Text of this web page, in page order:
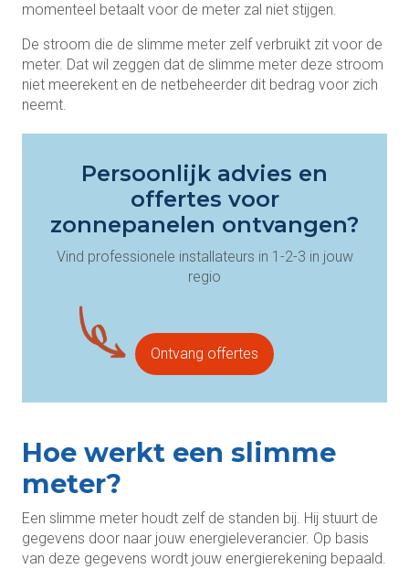
momenteel betaalt voor de meter zal niet stijgen.
De stroom die de slimme meter zelf verbruikt zit voor de
meter. Dat wil zeggen dat de slimme meter deze stroom
niet meerekent en de netbeheerder dit bedrag voor zich
neemt.
Persoonlijk advies en
offertes voor
zonnepanelen ontvangen?
Vind professionele installateurs in 1-2-3 in jouw
regio
Ontvang offertes
Hoe werkt een slimme
meter?
Een slimme meter houdt zelf de standen bij. Hij stuurt de
gegevens door naar jouw energieleverancier. Op basis
van deze gegevens wordt jouw energierekening bepaald.